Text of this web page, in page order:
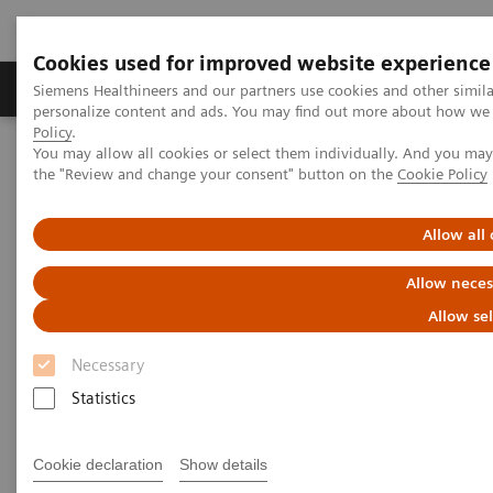
Cookies used for improved website experience
Siemens Healthineers and our partners use cookies and other
personalize content and ads. You may find out more about how
Policy.
You may allow all cookies or select them individually. And you
the "Review and change your consent" button on the Cookie Policy
Allow all
Allow
Allow
Necessary
Statistics
Cookie declaration Show details
Produits & services Domaines cliniques
Home Services
IT Standards
IHE - Computed Tomography
SOMATOM Drive
IHE - SOMATOM Drive
Go back to IHE overview